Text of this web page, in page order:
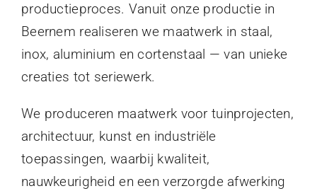
productieproces. Vanuit onze productie in
Beernem realiseren we maatwerk in staal,
inox, aluminium en cortenstaal — van unieke
creaties tot seriewerk.
We produceren maatwerk voor tuinprojecten,
architectuur, kunst en industriële
toepassingen, waarbij kwaliteit,
nauwkeurigheid en een verzorgde afwerking